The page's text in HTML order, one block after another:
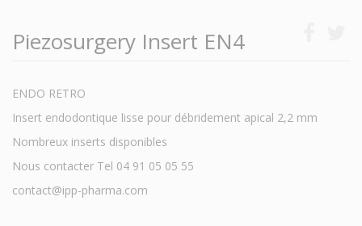
Piezosurgery Insert EN4
ENDO RETRO
Insert endodontique lisse pour débridement apical 2,2 mm
Nombreux inserts disponibles
Nous contacter Tel 04 91 05 05 55
contact@ipp-pharma.com